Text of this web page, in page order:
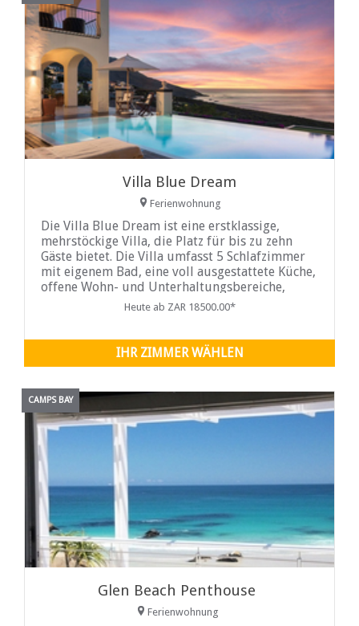
Villa Blue Dream
Ferienwohnung
Die Villa Blue Dream ist eine erstklassige,
mehrstöckige Villa, die Platz für bis zu zehn
Gäste bietet. Die Villa umfasst 5 Schlafzimmer
mit eigenem Bad, eine voll ausgestattete Küche,
offene Wohn- und Unterhaltungsbereiche,
Aufzüge und eine Vielzahl anderer
Heute ab ZAR 18500.00*
IHR ZIMMER WÄHLEN
CAMPS BAY
Glen Beach Penthouse
Ferienwohnung